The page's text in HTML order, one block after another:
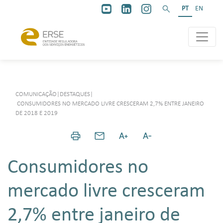
PT EN
COMUNICAÇÃO DESTAQUES
CONSUMIDORES NO MERCADO LIVRE CRESCERAM 2,7% ENTRE JANEIRO
DE 2018 E 2019
Consumidores no
mercado livre cresceram
2,7% entre janeiro de